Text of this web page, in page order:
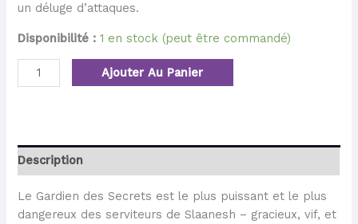
un déluge d’attaques.
Disponibilité : 1 en stock (peut être commandé)
Ajouter Au Panier
Description
Le Gardien des Secrets est le plus puissant et le plus
dangereux des serviteurs de Slaanesh – gracieux, vif, et